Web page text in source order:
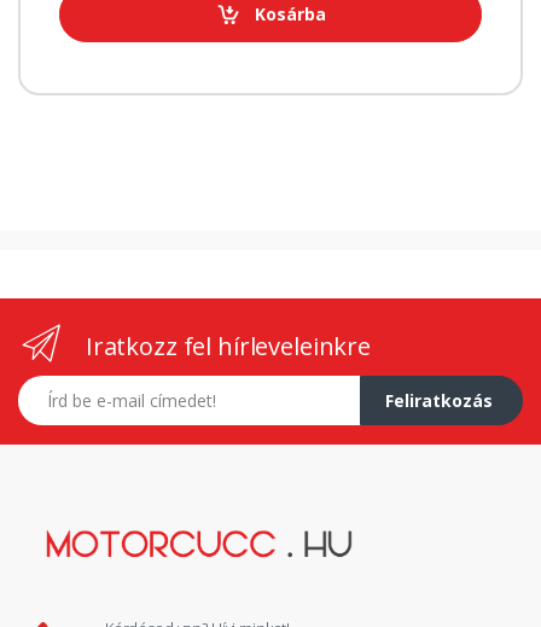
Kosárba
Iratkozz fel hírleveleinkre
E-mail címed
Feliratkozás